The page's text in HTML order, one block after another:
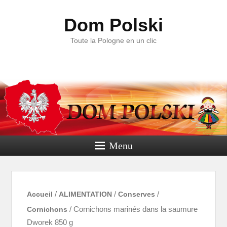
Dom Polski
Toute la Pologne en un clic
Menu
Accueil / ALIMENTATION /Conserves /
Cornichons / Cornichons marinés dans la saumure
Dworek 850 g